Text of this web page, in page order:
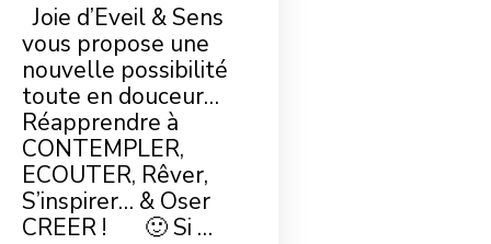
Joie d’Eveil & Sens
vous propose une
nouvelle possibilité
toute en douceur…
Réapprendre à
CONTEMPLER,
ECOUTER, Rêver,
S’inspirer… & Oser
CREER ! 🙂 Si …